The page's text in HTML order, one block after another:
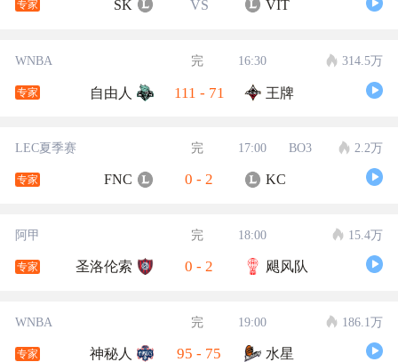
专家 SK VS VIT
WNBA 完 16:30 314.5万
专家 自由人 111 - 71 王牌
LEC夏季赛 完 17:00 BO3 2.2万
专家 FNC 0 - 2 KC
阿甲 完 18:00 15.4万
专家 圣洛伦索 0 - 2 飓风队
WNBA 完 19:00 186.1万
专家 神秘人 95 - 75 水星